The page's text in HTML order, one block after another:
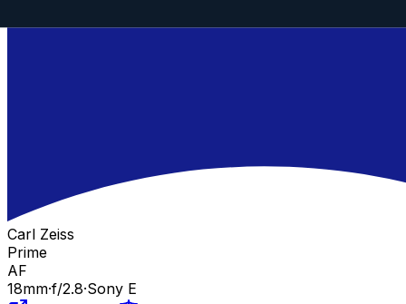
Carl Zeiss
Prime
AF
18mm·f/2.8·Sony E